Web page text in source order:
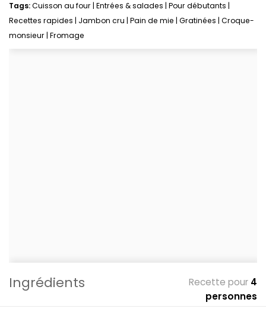
Tags:Cuisson au four Entrées & salades Pour débutants
Recettes rapides
Jambon cru Pain de mie Gratinées Croque-
monsieur Fromage
Ingrédients Recette pour 4
personnes